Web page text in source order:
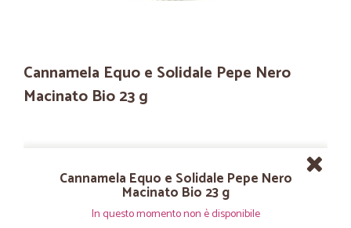
Cannamela Equo e Solidale Pepe Nero
Macinato Bio 23 g
Cannamela Equo e Solidale Pepe Nero
Macinato Bio 23 g
In questo momento non è disponibile